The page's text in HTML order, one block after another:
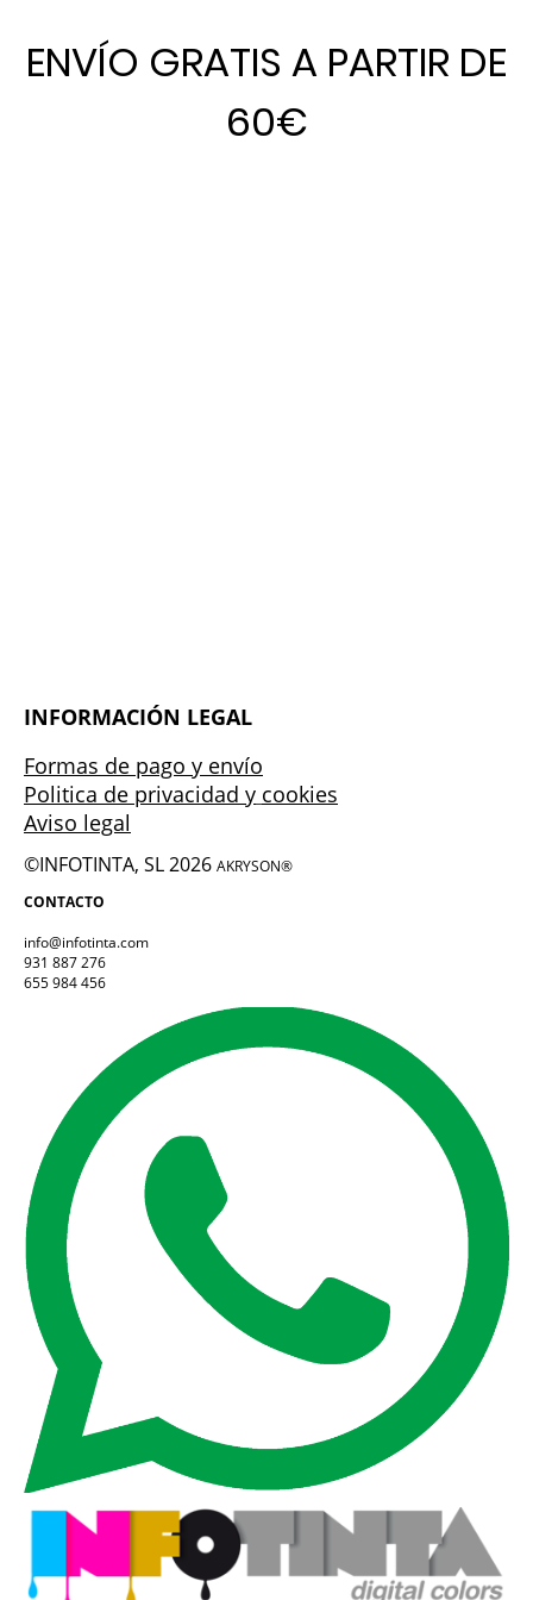
ENVÍO GRATIS A PARTIR DE
60€
INFORMACIÓN LEGAL
Formas de pago y envío
Politica de privacidad y cookies
Aviso legal
©INFOTINTA, SL 2026 AKRYSON®
CONTACTO
info@infotinta.com
931 887 276
655 984 456